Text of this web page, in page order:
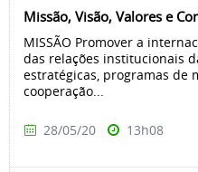
Missão, Visão, Valores e
MISSÃO Promover a
das relações institucionais
estratégicas, programas de
cooperação...
28/05/20 13h08